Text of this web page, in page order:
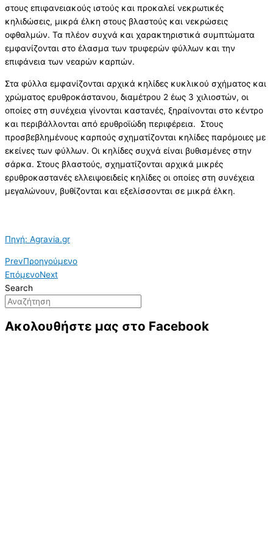
στους επιφανειακούς ιστούς και προκαλεί νεκρωτικές
κηλιδώσεις, μικρά έλκη στους βλαστούς και νεκρώσεις
οφθαλμών. Τα πλέον συχνά και χαρακτηριστικά συμπτώματα
εμφανίζονται στο έλασμα των τρυφερών φύλλων και την
επιφάνεια των νεαρών καρπών.
Στα φύλλα εμφανίζονται αρχικά κηλίδες κυκλικού σχήματος και
χρώματος ερυθροκάστανου, διαμέτρου 2 έως 3 χιλιοστών, οι
οποίες στη συνέχεια γίνονται καστανές, ξηραίνονται στο κέντρο
και περιβάλλονται από ερυθροϊώδη περιφέρεια. Στους
προσβεβλημένους καρπούς σχηματίζονται κηλίδες παρόμοιες με
εκείνες των φύλλων. Οι κηλίδες συχνά είναι βυθισμένες στην
σάρκα. Στους βλαστούς, σχηματίζονται αρχικά μικρές
ερυθροκαστανές ελλειψοειδείς κηλίδες οι οποίες στη συνέχεια
μεγαλώνουν, βυθίζονται και εξελίσσονται σε μικρά έλκη.
Πηγή: Agravia.gr
PrevΠροηγούμενο
ΕπόμενοNext
Search
Ακολουθήστε μας στο Facebook